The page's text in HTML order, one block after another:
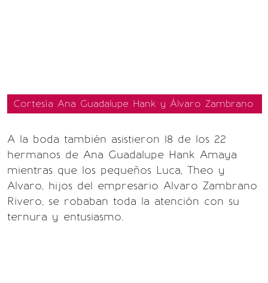
Cortesía Ana Guadalupe Hank y Álvaro Zambrano
A la boda también asistieron 18 de los 22
hermanos de Ana Guadalupe Hank Amaya
mientras que los pequeños Luca, Theo y
Alvaro, hijos del empresario Alvaro Zambrano
Rivero, se robaban toda la atención con su
ternura y entusiasmo.